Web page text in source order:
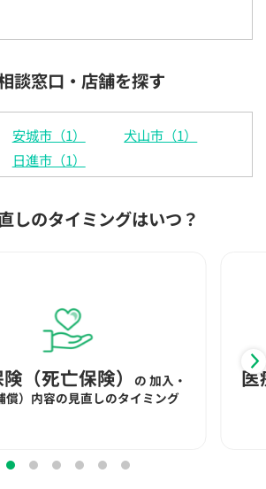
談窓口・店舗を探す
安城市（1）
犬山市（1）
日進市（1）
しのタイミングはいつ？
（死亡保険） の 加入・
償）内容の見直しのタイミング
医